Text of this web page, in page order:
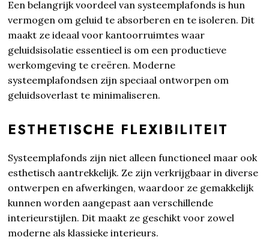
Een belangrijk voordeel van systeemplafonds is hun
vermogen om geluid te absorberen en te isoleren. Dit
maakt ze ideaal voor kantoorruimtes waar
geluidsisolatie essentieel is om een productieve
werkomgeving te creëren. Moderne
systeemplafondsen zijn speciaal ontworpen om
geluidsoverlast te minimaliseren.
ESTHETISCHE FLEXIBILITEIT
Systeemplafonds zijn niet alleen functioneel maar ook
esthetisch aantrekkelijk. Ze zijn verkrijgbaar in diverse
ontwerpen en afwerkingen, waardoor ze gemakkelijk
kunnen worden aangepast aan verschillende
interieurstijlen. Dit maakt ze geschikt voor zowel
moderne als klassieke interieurs.